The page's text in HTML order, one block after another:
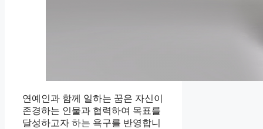
연예인과 함께 일하는 꿈은 자신이
존경하는 인물과 협력하여 목표를
달성하고자 하는 욕구를 반영합니